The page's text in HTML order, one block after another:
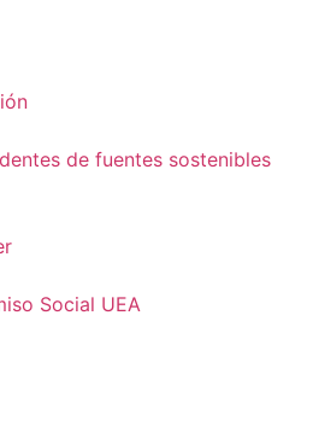
de fuentes sostenibles
Social UEA